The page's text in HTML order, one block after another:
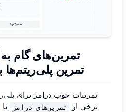
تمرین پلی‌ریتم‌ها
تمرینات خوب درامز برای
برخی از
تمرین‌های درامز